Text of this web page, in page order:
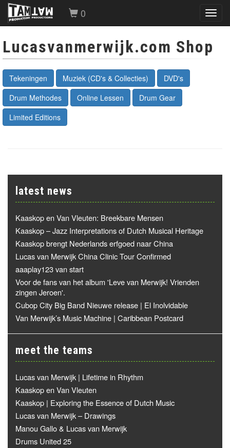
0
Lucasvanmerwijk.com Shop
Tekeningen Muziek (CD's & Collecties)
DVD's
Drum Methodes
Online Lessen
Drum Gear
Limited Editions
latest news
Kaaskop en Van Vleuten: Breekbare Mensen
Kaaskop – Jazz Interpretations of Dutch Musical Heritage
Kaaskop brengt Nederlands erfgoed naar China
Lucas van Merwijk China Clinic Tour Confirmed
aaaplay123 van start
Voor de fans van het album 'Leve van Merwijk! Vrienden
zingen Jeroen'.
Cubop City Big Band Nieuwe release | El Inolvidable
Van Merwijk’s Music Machine | Caribbean Postcard
meet the teams
Lucas van Merwijk | Lifetime in Rhythm
Kaaskop en Van Vleuten
Kaaskop | Exploring the Essence of Dutch Music
Lucas van Merwijk – Drawings
Manou Gallo & Lucas van Merwijk
Drums United 25